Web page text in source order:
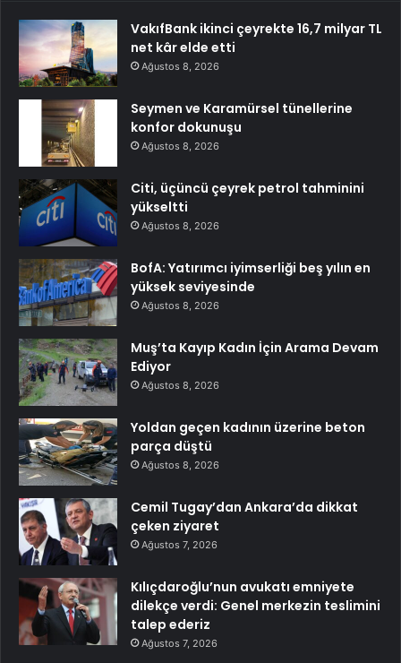
VakıfBank ikinci çeyrekte 16,7 milyar TL
net kâr elde etti
Ağustos 8, 2026
Seymen ve Karamürsel tünellerine
konfor dokunuşu
Ağustos 8, 2026
Citi, üçüncü çeyrek petrol tahminini
yükseltti
Ağustos 8, 2026
BofA: Yatırımcı iyimserliği beş yılın en
yüksek seviyesinde
Ağustos 8, 2026
Muş’ta Kayıp Kadın İçin Arama Devam
Ediyor
Ağustos 8, 2026
Yoldan geçen kadının üzerine beton
parça düştü
Ağustos 8, 2026
Cemil Tugay’dan Ankara’da dikkat
çeken ziyaret
Ağustos 7, 2026
Kılıçdaroğlu’nun avukatı emniyete
dilekçe verdi: Genel merkezin teslimini
talep ederiz
Ağustos 7, 2026